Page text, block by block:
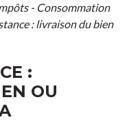
- Consommation
: livraison du bien
:
OU